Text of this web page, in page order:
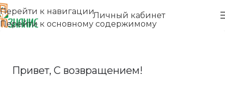
Перейти к навигации
Перейти к основному содержимому
Личный кабинет
Привет, С возвращением!